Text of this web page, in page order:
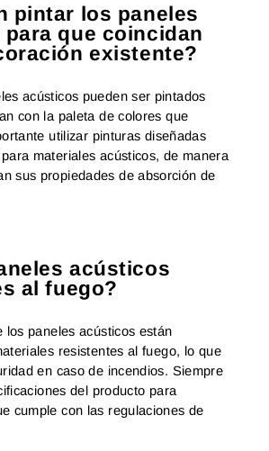
pintar los paneles
que coincidan
existente?
acústicos pueden ser pintados
con la paleta de colores que
utilizar pinturas diseñadas
materiales acústicos, de manera
sus propiedades de absorción de
acústicos
al fuego?
los paneles acústicos están
resistentes al fuego, lo que
en caso de incendios. Siempre
del producto para
cumple con las regulaciones de